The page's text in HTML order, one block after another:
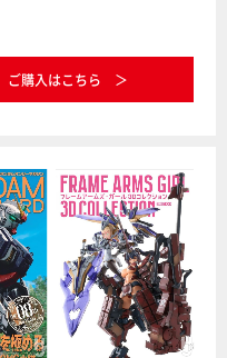
ご購入はこちら